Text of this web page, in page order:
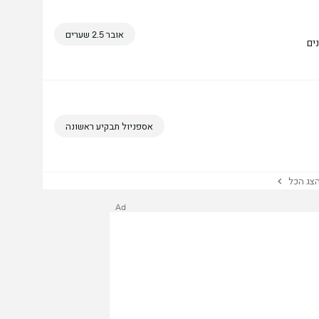
אובר 2.5 שערים
אספניול תבקיע ראשונה
הכל
Ad